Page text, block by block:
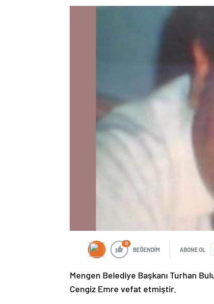
0
BEĞENDİM ABONE OL
Mengen Belediye Başkanı Turhan
Cengiz Emre vefat etmiştir.